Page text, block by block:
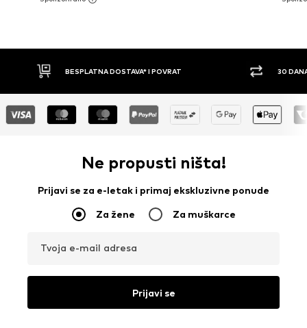
30 DANA PRAVO NA POVRAT
Ne propusti ništa!
Prijavi se za e-letak i primaj ekskluzivne ponude
Za žene Za muškarce
Tvoja e-mail adresa
Prijavi se